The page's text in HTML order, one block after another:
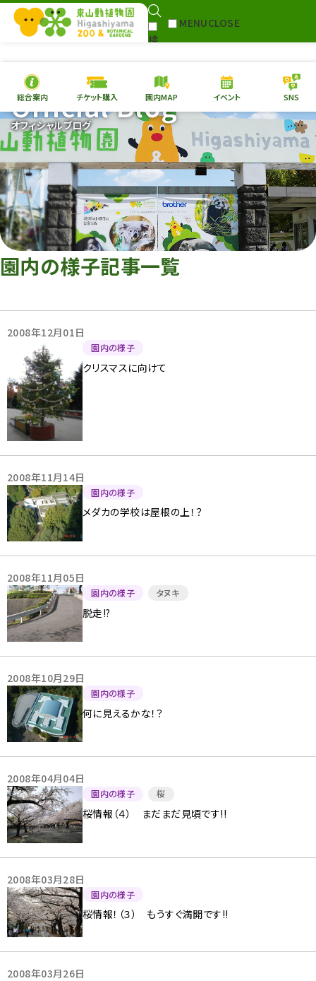
検
MENUCLOSE
本日の開園情報 チケ
園内MAP イベント
総合案内
動物園 植物園
再生プラン
東山動植物園
への支援
環境教育
Follow
総合案内 チケット購入 園内MAP イベント SNS
オフィシャルブログ
Official Blog
園内の様子記事一覧
2008年12月01日
園内の様子
クリスマスに向けて
2008年11月14日
園内の様子
メダカの学校は屋根の上！？
2008年11月05日
園内の様子 タヌキ
脱走!?
2008年10月29日
園内の様子
何に見えるかな！？
2008年04月04日
園内の様子 桜
桜情報（４） まだまだ見頃です!!
2008年03月28日
園内の様子
桜情報！（３） もうすぐ満開です!!
2008年03月26日